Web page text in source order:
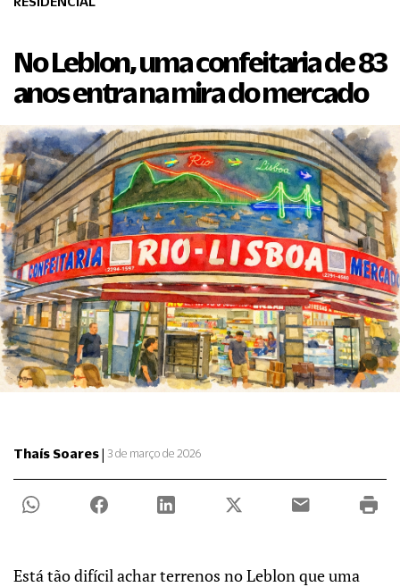
No Leblon, uma confeitaria de 83
anos entra na mira do mercado
Thaís Soares| 3 de março de 2026
Está tão difícil achar terrenos no Leblon que uma